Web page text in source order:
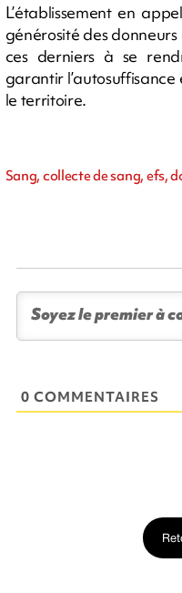
L’établissement en
générosité des
ces derniers à se
garantir
le territoire.
Sang, collecte de sang, efs,
0 COMMENTAIRES